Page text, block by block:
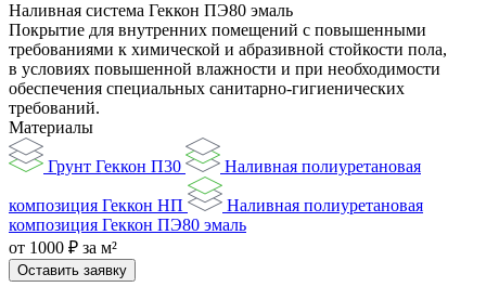
Наливная система Геккон ПЭ80 эмаль
Покрытие для внутренних помещений с повышенными
требованиями к химической и абразивной стойкости пола,
в условиях повышенной влажности и при необходимости
обеспечения специальных санитарно-гигиенических
требований.
Материалы
Грунт Геккон П30 Наливная полиуретановая
композиция Геккон НП
Наливная полиуретановая
композиция Геккон ПЭ80 эмаль
от 1000 ₽ за м²
Оставить заявку